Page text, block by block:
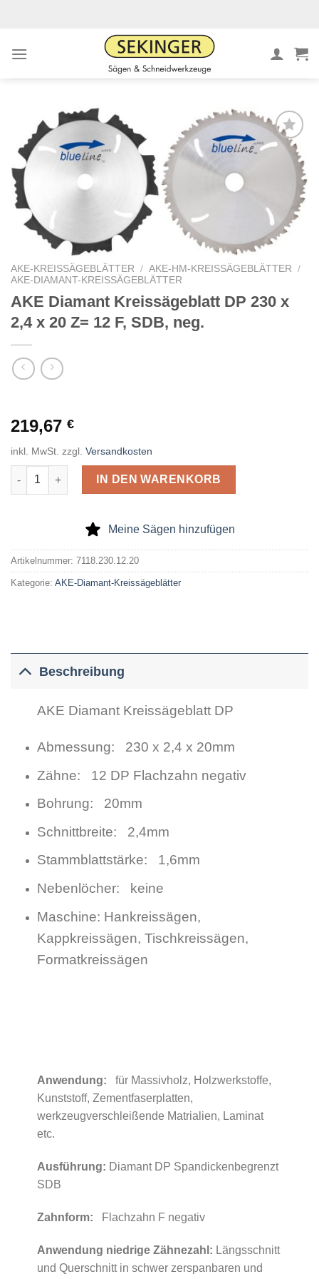
hinzufügen
AKE-KREISSÄGEBLÄTTER / AKE-HM-KREISSÄGEBLÄTTER
/
AKE-DIAMANT-KREISSÄGEBLÄTTER
AKE Diamant Kreissägeblatt DP 230 x
2,4 x 20 Z= 12 F, SDB, neg.
219,67 €
inkl. MwSt. zzgl. Versandkosten
AKE Diamant Kreissägeblatt DP 230 x 2,4 x 20 Z= 12 F, SDB,
IN DEN WARENKORB
Meine Sägen hinzufügen
Artikelnummer: 7118.230.12.20
Kategorie: AKE-Diamant-Kreissägeblätter
Beschreibung
AKE Diamant Kreissägeblatt DP
Abmessung: 230 x 2,4 x 20mm
Zähne: 12 DP Flachzahn negativ
Bohrung: 20mm
Schnittbreite: 2,4mm
Stammblattstärke: 1,6mm
Nebenlöcher: keine
Maschine: Hankreissägen,
Kappkreissägen, Tischkreissägen,
Formatkreissägen
Anwendung:
für Massivholz, Holzwerkstoffe,
Kunststoff, Zementfaserplatten,
werkzeugverschleißende Matrialien, Laminat
etc.
Ausführung: Diamant DP Spandickenbegrenzt
SDB
Zahnform: Flachzahn F negativ
Anwendung niedrige Zähnezahl: Längsschnitt
und Querschnitt in schwer zerspanbaren und